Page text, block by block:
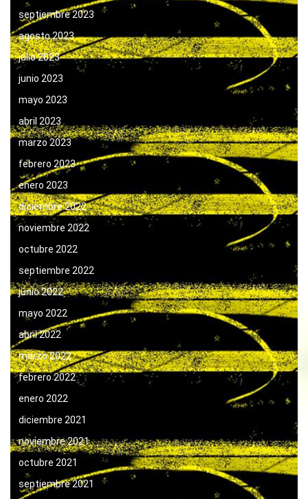
septiembre 2023
agosto 2023
julio 2023
junio 2023
mayo 2023
abril 2023
marzo 2023
febrero 2023
enero 2023
diciembre 2022
noviembre 2022
octubre 2022
septiembre 2022
junio 2022
mayo 2022
abril 2022
marzo 2022
febrero 2022
enero 2022
diciembre 2021
noviembre 2021
octubre 2021
septiembre 2021